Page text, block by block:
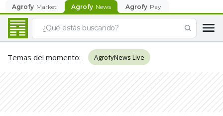
Agrofy Market Agrofy News Agrofy Pay
Temas del momento: AgrofyNews Live